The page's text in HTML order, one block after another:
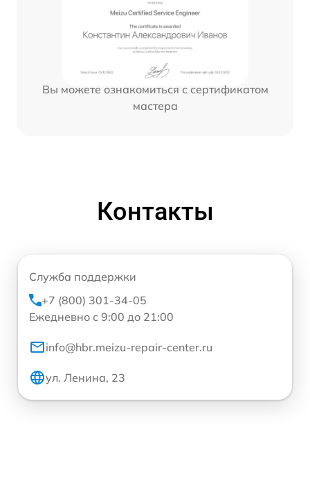
Вы можете ознакомиться с сертификатом
мастера
Контакты
Служба поддержки
+7 (800) 301-34-05
Ежедневно с 9:00 до 21:00
info@hbr.meizu-repair-center.ru
ул. Ленина, 23